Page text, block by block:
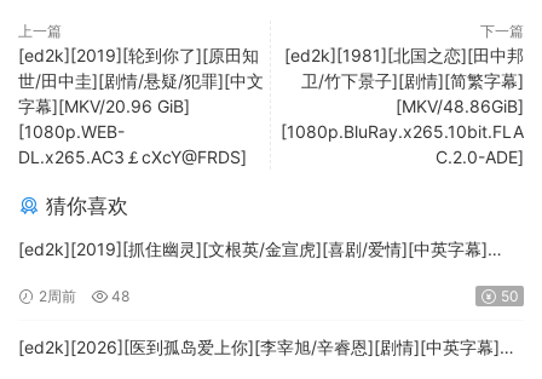
上一篇
[ed2k][2019][轮到你了][原田知
世/田中圭][剧情/悬疑/犯罪][中文
字幕][MKV/20.96 GiB]
[1080p.WEB-
DL.x265.AC3￡cXcY@FRDS]
下一篇
[ed2k][1981][北国之恋][田中邦
卫/竹下景子][剧情][简繁字幕]
[MKV/48.86GiB]
[1080p.BluRay.x265.10bit.FLA
C.2.0-ADE]
猜你喜欢
[ed2k][2019][抓住幽灵][文根英/金宣虎][喜剧/爱情][中英字幕]
2周前 48 50
[ed2k][2026][医到孤岛爱上你][李宰旭/辛睿恩][剧情][中英字幕]